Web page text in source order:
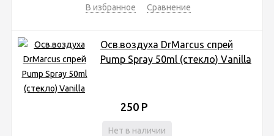
В избранное
Сравнение
Осв.воздуха DrMarcus спрей
Pump Spray 50ml (стекло) Vanilla
250 Р
Нет в наличии